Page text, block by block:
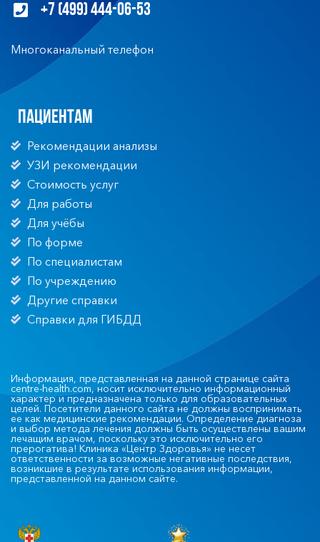
+7 (499) 444-06-53
Многоканальный телефон
Пациентам
Рекомендации анализы
УЗИ рекомендации
Стоимость услуг
Для работы
Для учёбы
По форме
По специалистам
По учреждению
Другие справки
Справки для ГИБДД
Информация, представленная на данной странице сайта
centre-health.com, носит исключительно информационный
характер и предназначена только для образовательных
целей. Посетители данного сайта не должны воспринимать
ее как медицинские рекомендации. Определение диагноза
и выбор метода лечения должны быть осуществлены вашим
лечащим врачом, поскольку это исключительно его
прерогатива! Клиника «Центр Здоровья» не несет
ответственности за возможные негативные последствия,
возникшие в результате использования информации,
представленной на данном сайте.